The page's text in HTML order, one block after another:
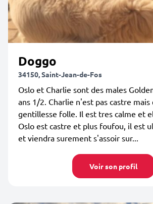
Doggo
34150, Saint-Jean-de-Fos
Oslo et Charlie sont des males
ans 1/2. Charlie n'est pas castre mais
gentillesse folle. Il est tres calme et
Oslo est castre et plus foufou, il est
et viendra surement s'assoir sur...
Voir son profil